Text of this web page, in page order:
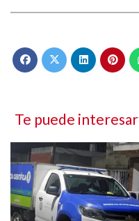
Te puede interesar